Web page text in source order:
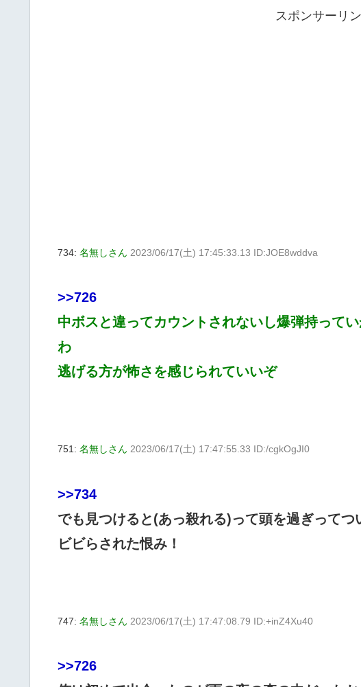
スポンサーリ
734: 名無しさん 2023/06/17(土) 17:45:33.13 ID:JOE8wddva
>>726
中ボスと違ってカウントされないし爆弾持って
わ
逃げる方が怖さを感じられていいぞ
751: 名無しさん 2023/06/17(土) 17:47:55.33 ID:/cgkOgJI0
>>734
でも見つけると(あっ殺れる)って頭を過ぎってつ
ビビらされた恨み！
747: 名無しさん 2023/06/17(土) 17:47:08.79 ID:+inZ4Xu40
>>726